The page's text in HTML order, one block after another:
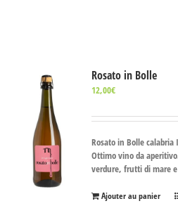
Rosato in Bolle
12,00€
Rosato in Bolle calabria
Ottimo vino da
verdure, frutti di mare
Ajouter au panier